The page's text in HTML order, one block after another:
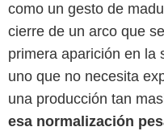
como un gesto de
cierre de un arco que
primera aparición en la
uno que no necesita
una producción tan
esa normalización